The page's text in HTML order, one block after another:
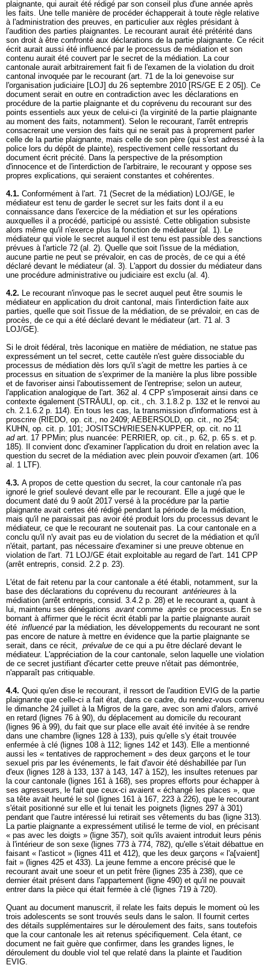
plaignante, qui aurait été rédigé par son conseil plus d'une année après
les faits. Une telle manière de procéder échapperait à toute règle relative
à l'administration des preuves, en particulier aux règles présidant à
l'audition des parties plaignantes. Le recourant aurait été prétérité dans
son droit à être confronté aux déclarations de la partie plaignante. Ce récit
écrit aurait aussi été influencé par le processus de médiation et son
contenu aurait été couvert par le secret de la médiation. La cour
cantonale aurait arbitrairement fait fi de l'examen de la violation du droit
cantonal invoquée par le recourant (art. 71 de la loi genevoise sur
l'organisation judiciaire [LOJ] du 26 septembre 2010 [RS/GE E 2 05]). Ce
document serait en outre en contradiction avec les déclarations en
procédure de la partie plaignante et du coprévenu du recourant sur des
points essentiels aux yeux de celui-ci (la virginité de la partie plaignante
au moment des faits, notamment). Selon le recourant, l'arrêt entrepris
consacrerait une version des faits qui ne serait pas à proprement parler
celle de la partie plaignante, mais celle de son père (qui s'est adressé à la
police lors du dépôt de plainte), respectivement celle ressortant du
document écrit précité. Dans la perspective de la présomption
d'innocence et de l'interdiction de l'arbitraire, le recourant y oppose ses
propres explications, qui seraient constantes et cohérentes.
4.1. Conformément à l'art. 71 (Secret de la médiation) LOJ/GE, le
médiateur est tenu de garder le secret sur les faits dont il a eu
connaissance dans l'exercice de la médiation et sur les opérations
auxquelles il a procédé, participé ou assisté. Cette obligation subsiste
alors même qu'il n'exerce plus la fonction de médiateur (al. 1). Le
médiateur qui viole le secret auquel il est tenu est passible des sanctions
prévues à l'article 72 (al. 2). Quelle que soit l'issue de la médiation,
aucune partie ne peut se prévaloir, en cas de procès, de ce qui a été
déclaré devant le médiateur (al. 3). L'apport du dossier du médiateur dans
une procédure administrative ou judiciaire est exclu (al. 4).
4.2. Le recourant n'invoque pas le secret auquel peut être soumis le
médiateur en application du droit cantonal, mais l'interdiction faite aux
parties, quelle que soit l'issue de la médiation, de se prévaloir, en cas de
procès, de ce qui a été déclaré devant le médiateur (art. 71 al. 3
LOJ/GE).
Si le droit fédéral, très laconique en matière de médiation, ne statue pas
expressément un tel secret, cette cautèle n'est guère dissociable du
processus de médiation dès lors qu'il s'agit de mettre les parties à ce
processus en situation de s'exprimer de la manière la plus libre possible
et de favoriser ainsi l'aboutissement de l'entreprise; selon un auteur,
l'application analogique de l'art. 362 al. 4 CPP s'imposerait ainsi dans ce
contexte également (STRÄULI, op. cit., ch. 3.1.8.2 p. 132 et le renvoi au
ch. 2.1.6.2 p. 114). En tous les cas, la transmission d'informations est à
proscrire (RIEDO, op. cit., no 2409; AEBERSOLD, op. cit., no 254;
KUHN, op. cit. p. 101; JOSITSCH/RIESEN-KUPPER, op. cit. no 11
ad art. 17 PPMin; plus nuancée: PERRIER, op. cit., p. 62, p. 65 s. et p.
185). Il convient donc d'examiner l'application du droit en relation avec la
question du secret de la médiation avec plein pouvoir d'examen (art. 106
al. 1 LTF).
4.3. A propos de cette question du secret, la cour cantonale n'a pas
ignoré le grief soulevé devant elle par le recourant. Elle a jugé que le
document daté du 9 août 2017 versé à la procédure par la partie
plaignante avait certes été rédigé pendant la période de la médiation,
mais qu'il ne paraissait pas avoir été produit lors du processus devant le
médiateur, ce que le recourant ne soutenait pas. La cour cantonale en a
conclu qu'il n'y avait pas eu de violation du secret de la médiation et qu'il
n'était, partant, pas nécessaire d'examiner si une preuve obtenue en
violation de l'art. 71 LOJ/GE était exploitable au regard de l'art. 141 CPP
(arrêt entrepris, consid. 2.2 p. 23).
L'état de fait retenu par la cour cantonale a été établi, notamment, sur la
base des déclarations du coprévenu du recourant antérieures à la
médiation (arrêt entrepris, consid. 3.4.2 p. 28) et le recourant a, quant à
lui, maintenu ses dénégations avant comme après ce processus. En se
bornant à affirmer que le récit écrit établi par la partie plaignante aurait
été influencé par la médiation, les développements du recourant ne sont
pas encore de nature à mettre en évidence que la partie plaignante se
serait, dans ce récit, prévalue de ce qui a pu être déclaré devant le
médiateur. L'appréciation de la cour cantonale, selon laquelle une violation
de ce secret justifiant d'écarter cette preuve n'était pas démontrée,
n'apparaît pas critiquable.
4.4. Quoi qu'en dise le recourant, il ressort de l'audition EVIG de la partie
plaignante que celle-ci a fait état, dans ce cadre, du rendez-vous convenu
le dimanche 24 juillet à la Migros de la gare, avec son ami d'alors, arrivé
en retard (lignes 76 à 90), du déplacement au domicile du recourant
(lignes 96 à 99), du fait que sur place elle avait été invitée à se rendre
dans une chambre (lignes 128 à 133), puis qu'elle s'y était trouvée
enfermée à clé (lignes 108 à 112; lignes 142 et 143). Elle a mentionné
aussi les « tentatives de rapprochement » des deux garçons et le tour
sexuel pris par les événements, le fait d'avoir été déshabillée par l'un
d'eux (lignes 128 à 133, 137 à 143, 147 à 152), les insultes retenues par
la cour cantonale (lignes 161 à 168), ses propres efforts pour échapper à
ses agresseurs, le fait que ceux-ci avaient « échangé les places », que
sa tête avait heurté le sol (lignes 161 à 167, 223 à 226), que le recourant
s'était positionné sur elle et lui tenait les poignets (lignes 297 à 301)
pendant que l'autre intéressé lui retirait ses vêtements du bas (ligne 313).
La partie plaignante a expressément utilisé le terme de viol, en précisant
« pas avec les doigts » (ligne 357), soit qu'ils avaient introduit leurs pénis
à l'intérieur de son sexe (lignes 773 à 774, 782), qu'elle s'était débattue en
faisant « l'asticot » (lignes 411 et 412), que les deux garçons « l'a[vaient]
fait » (lignes 425 et 433). La jeune femme a encore précisé que le
recourant avait une soeur et un petit frère (lignes 235 à 238), que ce
dernier était présent dans l'appartement (ligne 490) et qu'il ne pouvait
entrer dans la pièce qui était fermée à clé (lignes 719 à 720).
Quant au document manuscrit, il relate les faits depuis le moment où les
trois adolescents se sont trouvés seuls dans le salon. Il fournit certes
des détails supplémentaires sur le déroulement des faits, sans toutefois
que la cour cantonale les ait retenus spécifiquement. Cela étant, ce
document ne fait guère que confirmer, dans les grandes lignes, le
déroulement du double viol tel que relaté dans la plainte et l'audition
EVIG.